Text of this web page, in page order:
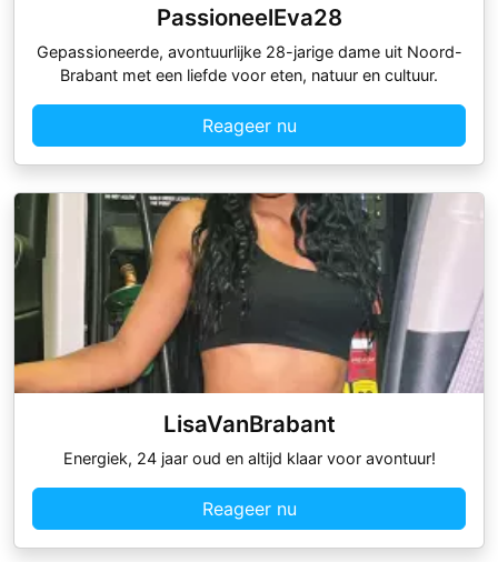
PassioneelEva28
Gepassioneerde, avontuurlijke 28-jarige dame uit Noord-
Brabant met een liefde voor eten, natuur en cultuur.
Reageer nu
LisaVanBrabant
Energiek, 24 jaar oud en altijd klaar voor avontuur!
Reageer nu